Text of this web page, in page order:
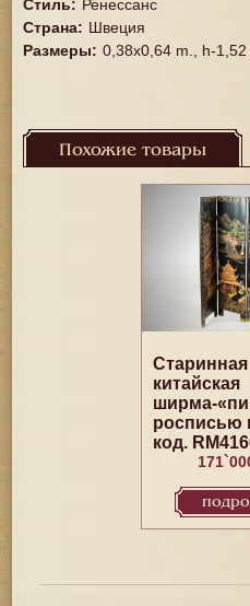
Стиль: Ренессанс
Страна: Швеция
Размеры: 0,38x0,64 m., h-1,52
Похожие товары
Старинная
китайская
ширма-
росписью
код.